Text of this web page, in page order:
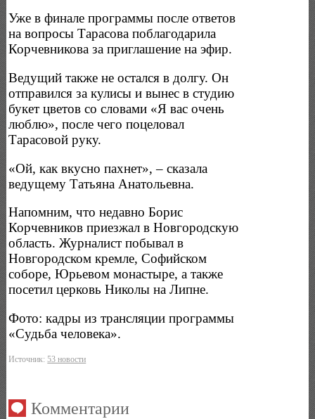
Уже в финале программы после ответов
на вопросы Тарасова поблагодарила
Корчевникова за приглашение на эфир.
Ведущий также не остался в долгу. Он
отправился за кулисы и вынес в студию
букет цветов со словами «Я вас очень
люблю», после чего поцеловал
Тарасовой руку.
«Ой, как вкусно пахнет», – сказала
ведущему Татьяна Анатольевна.
Напомним, что недавно Борис
Корчевников приезжал в Новгородскую
область. Журналист побывал в
Новгородском кремле, Софийском
соборе, Юрьевом монастыре, а также
посетил церковь Николы на Липне.
Фото: кадры из трансляции программы
«Судьба человека».
Источник:53 новости
Комментарии